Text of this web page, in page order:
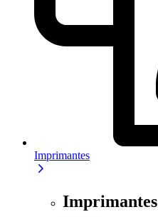
Imprimantes
Imprimantes